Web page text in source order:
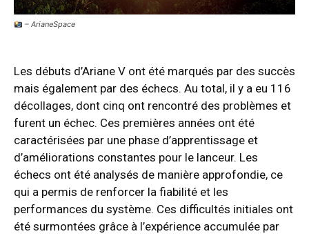
– ArianeSpace
Les débuts d’Ariane V ont été marqués par des succès
mais également par des échecs. Au total, il y a eu 116
décollages, dont cinq ont rencontré des problèmes et
furent un échec. Ces premières années ont été
caractérisées par une phase d’apprentissage et
d’améliorations constantes pour le lanceur. Les
échecs ont été analysés de manière approfondie, ce
qui a permis de renforcer la fiabilité et les
performances du système. Ces difficultés initiales ont
été surmontées grâce à l’expérience accumulée par